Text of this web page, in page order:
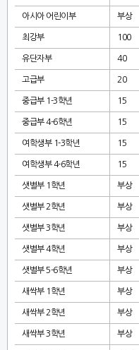
아시아 어린이부 부상
최강부 100
유단자부 40
고급부 20
중급부 1-3학년 15
중급부4-6학년 15
여학생부 1-3학년 15
여학생부4-6학년 15
샛별부 1 학년 부상
샛별부 2학년 부상
샛별부 3학년 부상
샛별부4학년 부상
샛별부 5-6학년 부상
새싹부 1 학년 부상
새싹부 2학년 부상
새싹부 3학년 부상